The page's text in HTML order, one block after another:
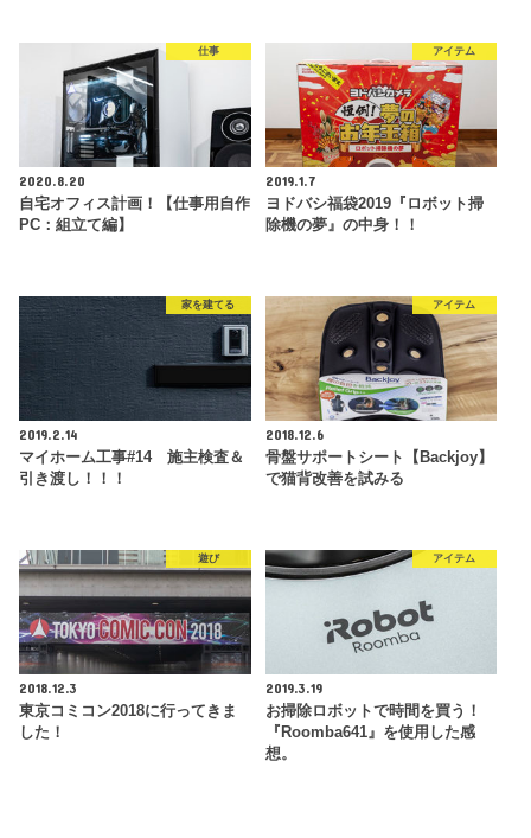
仕事
2020.8.20
自宅オフィス計画！【仕事用自作
PC：組立て編】
アイテム
2019.1.7
ヨドバシ福袋2019『ロボット掃
除機の夢』の中身！！
家を建てる
2019.2.14
マイホーム工事#14 施主検査＆
引き渡し！！！
アイテム
2018.12.6
骨盤サポートシート【Backjoy】
で猫背改善を試みる
遊び
2018.12.3
東京コミコン2018に行ってきま
した！
アイテム
2019.3.19
お掃除ロボットで時間を買う！
『Roomba641』を使用した感
想。